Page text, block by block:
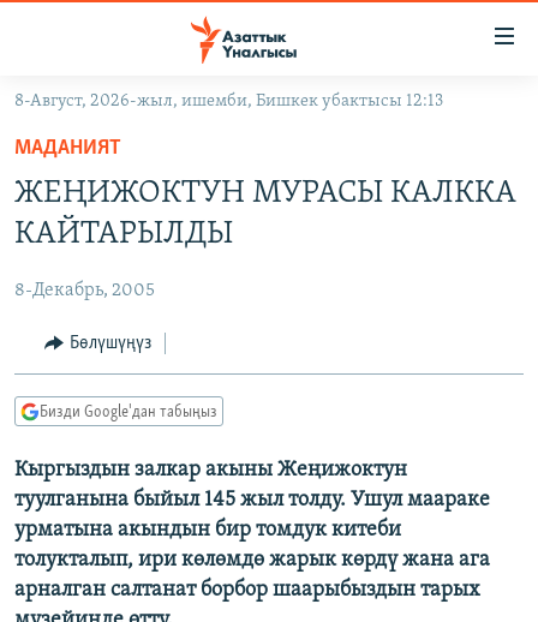
Навигацияга
өтүңүз
Издөөгө
салыңызКЫРГЫЗСТАН
ЭКОНОМИКА
МАДАНИЯТ
ДҮЙНӨ
БОРБОР АЗИЯ
АТАЙЫН ИЛИКТӨӨ
ТВ ПРОГРАММАЛАР
ЭКСПЕРТТЕР ТАЛДАЙТ
БИЗ ЖАНА ДҮЙНӨ
ЭЖЕ-СИҢДИЛЕР
ӨЗГӨЧӨ ПИКИР
Русский
ОНЛАЙН ШЕРИНЕ
8-Август, 2026-жыл, ишемби, Бишкек убактысы 12:13
МАДАНИЯТ
ЖЕҢИЖОКТУН МУРАСЫ КАЛККА
КАЙТАРЫЛДЫ
8-Декабрь, 2005
Бөлүшүңүз
Бизди Google'дан табыңыз
Кыргыздын залкар акыны Жеңижоктун
туулганына быйыл 145 жыл толду. Ушул маараке
урматына акындын бир томдук китеби
толукталып, ири көлөмдө жарык көрдү жана ага
арналган салтанат борбор шаарыбыздын тарых